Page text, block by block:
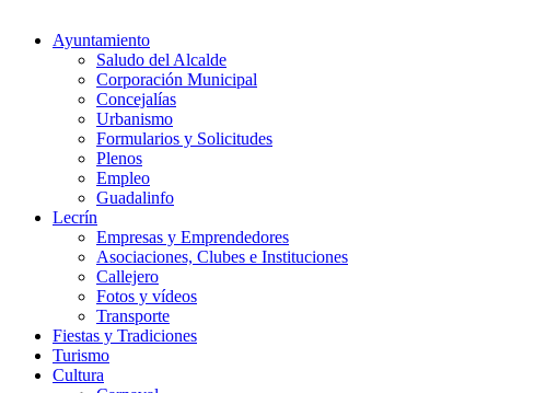
Ayuntamiento
Saludo del Alcalde
Corporación Municipal
Concejalías
Urbanismo
Formularios y Solicitudes
Plenos
Empleo
Guadalinfo
Lecrín
Empresas y Emprendedores
Asociaciones, Clubes e Instituciones
Callejero
Fotos y vídeos
Transporte
Fiestas y Tradiciones
Turismo
Cultura